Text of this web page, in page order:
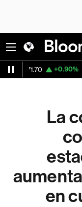
+0.90% ETH/USD
La
en